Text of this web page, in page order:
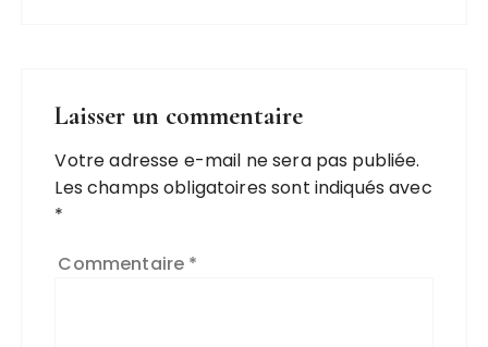
Laisser un commentaire
Votre adresse e-mail ne sera pas publiée.
Les champs obligatoires sont indiqués avec
*
Commentaire *